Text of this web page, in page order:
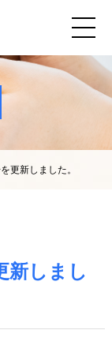
更新しました。
新しまし